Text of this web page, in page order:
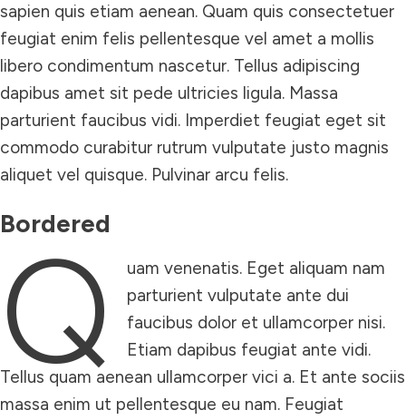
sapien quis etiam aenean. Quam quis consectetuer
feugiat enim felis pellentesque vel amet a mollis
libero condimentum nascetur. Tellus adipiscing
dapibus amet sit pede ultricies ligula. Massa
parturient faucibus vidi. Imperdiet feugiat eget sit
commodo curabitur rutrum vulputate justo magnis
aliquet vel quisque. Pulvinar arcu felis.
Bordered
Q
uam venenatis. Eget aliquam nam
parturient vulputate ante dui
faucibus dolor et ullamcorper nisi.
Etiam dapibus feugiat ante vidi.
Tellus quam aenean ullamcorper vici a. Et ante sociis
massa enim ut pellentesque eu nam. Feugiat